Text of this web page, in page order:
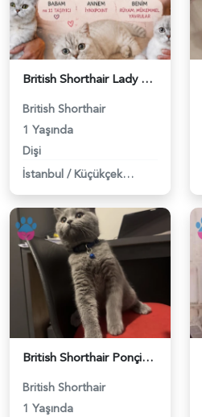
British Shorthair Lady kociş arıyor - 118984656
British Shorthair
1 Yaşında
Dişi
İstanbul / Küçükçekmece
British Shorthair Ponçiğim Eş Arıyor - 118984654
British Shorthair
1 Yaşında